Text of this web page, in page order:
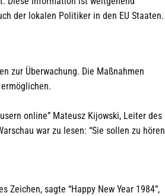
der lokalen Politiker in den EU Staaten.
zur Überwachung. Die Maßnahmen
online” Mateusz Kijowski, Leiter des
war zu lesen: “Sie sollen zu
Zeichen, sagte “Happy New Year 1984”,